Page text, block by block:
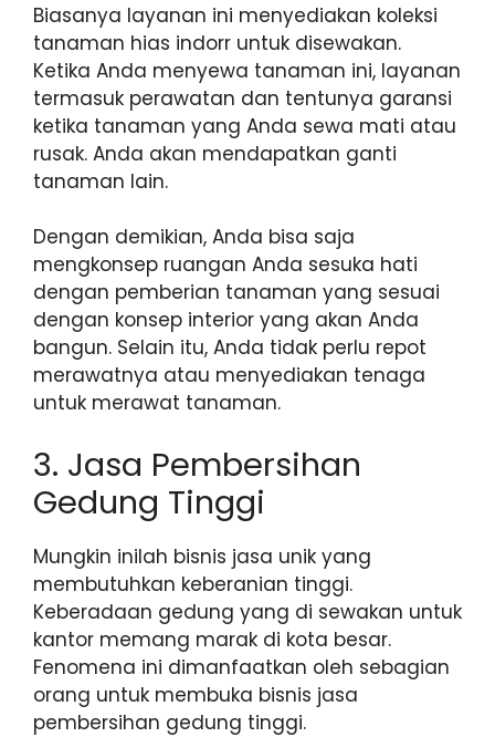
Biasanya layanan ini menyediakan koleksi
tanaman hias indorr untuk disewakan.
Ketika Anda menyewa tanaman ini, layanan
termasuk perawatan dan tentunya garansi
ketika tanaman yang Anda sewa mati atau
rusak. Anda akan mendapatkan ganti
tanaman lain.
Dengan demikian, Anda bisa saja
mengkonsep ruangan Anda sesuka hati
dengan pemberian tanaman yang sesuai
dengan konsep interior yang akan Anda
bangun. Selain itu, Anda tidak perlu repot
merawatnya atau menyediakan tenaga
untuk merawat tanaman.
3. Jasa Pembersihan
Gedung Tinggi
Mungkin inilah bisnis jasa unik yang
membutuhkan keberanian tinggi.
Keberadaan gedung yang di sewakan untuk
kantor memang marak di kota besar.
Fenomena ini dimanfaatkan oleh sebagian
orang untuk membuka bisnis jasa
pembersihan gedung tinggi.